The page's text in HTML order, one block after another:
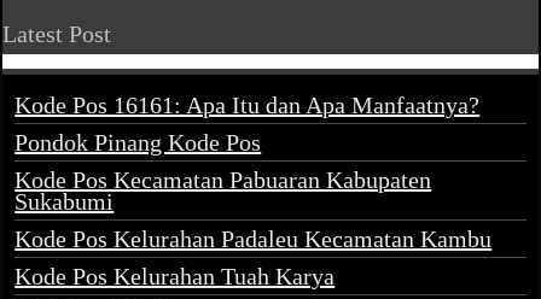
Latest Post
Kode Pos 16161: Apa Itu dan Apa Manfaatnya?
Pondok Pinang Kode Pos
Kode Pos Kecamatan Pabuaran Kabupaten
Sukabumi
Kode Pos Kelurahan Padaleu Kecamatan Kambu
Kode Pos Kelurahan Tuah Karya